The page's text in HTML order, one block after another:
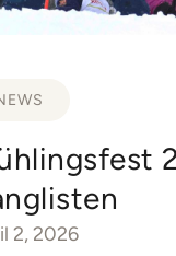
2, 2026